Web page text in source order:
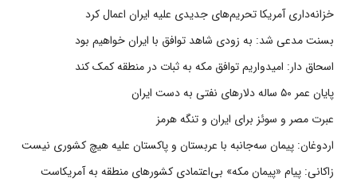
خزانه‌داری آمریکا تحریم‌های جدیدی علیه ایران اعمال کرد
بسنت مدعی شد: به زودی شاهد توافق با ایران خواهیم بود
اسحاق دار: امیدواریم توافق مکه به ثبات در منطقه کمک کند
پایان عمر ۵۰ ساله دلارهای نفتی به دست ایران
عبرت مصر و سوئز برای ایران و تنگه هرمز
اردوغان: پیمان سه‌جانبه با عربستان و پاکستان علیه هیچ کشوری نیست
زاکانی: پیام «پیمان مکه» بی‌اعتمادی کشورهای منطقه به آمریکاست